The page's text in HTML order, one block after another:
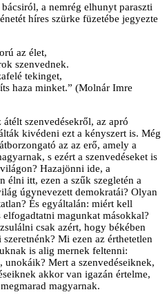
a nemrég elhunyt paraszti
híres szürke füzetébe jegyezte
az élet,
szenvednek.
tekinget,
haza minket.” (Molnár Imre
szenvedésekről, az apró
kivédeni ezt a kényszert is. Még
az az erő, amely a
s ezért a szenvedéseket is
Hazajönni ide, a
élni itt, ezen a szűk szegletén a
úgynevezett demokratái? Olyan
És egyáltalán: miért kell
magunkat másokkal?
csak azért, hogy békében
Mi ezen az érthetetlen
is alig mernek feltenni:
unokáik? Mert a szenvedéseiknek,
akkor van igazán értelme,
magyarnak.